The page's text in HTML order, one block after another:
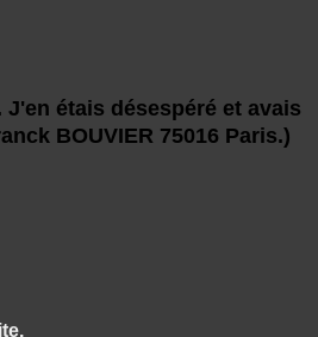
étais désespéré et avais
BOUVIER 75016 Paris.)